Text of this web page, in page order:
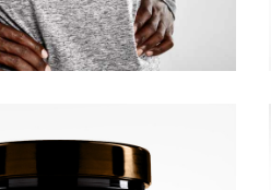
Quick View